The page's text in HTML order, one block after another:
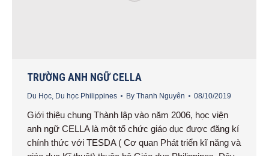
TRƯỜNG ANH NGỮ CELLA
Du Học, Du học Philippines By Thanh Nguyên 08/10/2019
Giới thiệu chung Thành lập vào năm 2006, học viện
anh ngữ CELLA là một tổ chức giáo dục được đăng kí
chính thức với TESDA ( Cơ quan Phát triển kĩ năng và